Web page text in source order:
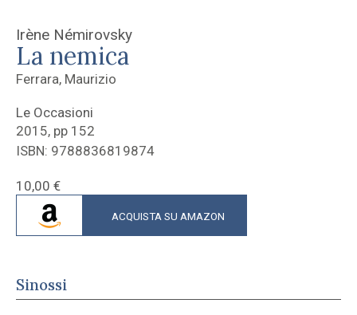
Irène Némirovsky
La nemica
Ferrara, Maurizio
Le Occasioni
2015, pp 152
ISBN: 9788836819874
10,00 €
ACQUISTA SU AMAZON
Sinossi